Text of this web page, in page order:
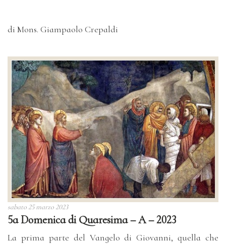
di Mons. Giampaolo Crepaldi
sabato 25 marzo 2023
5a Domenica di Quaresima – A – 2023
La prima parte del Vangelo di Giovanni, quella che